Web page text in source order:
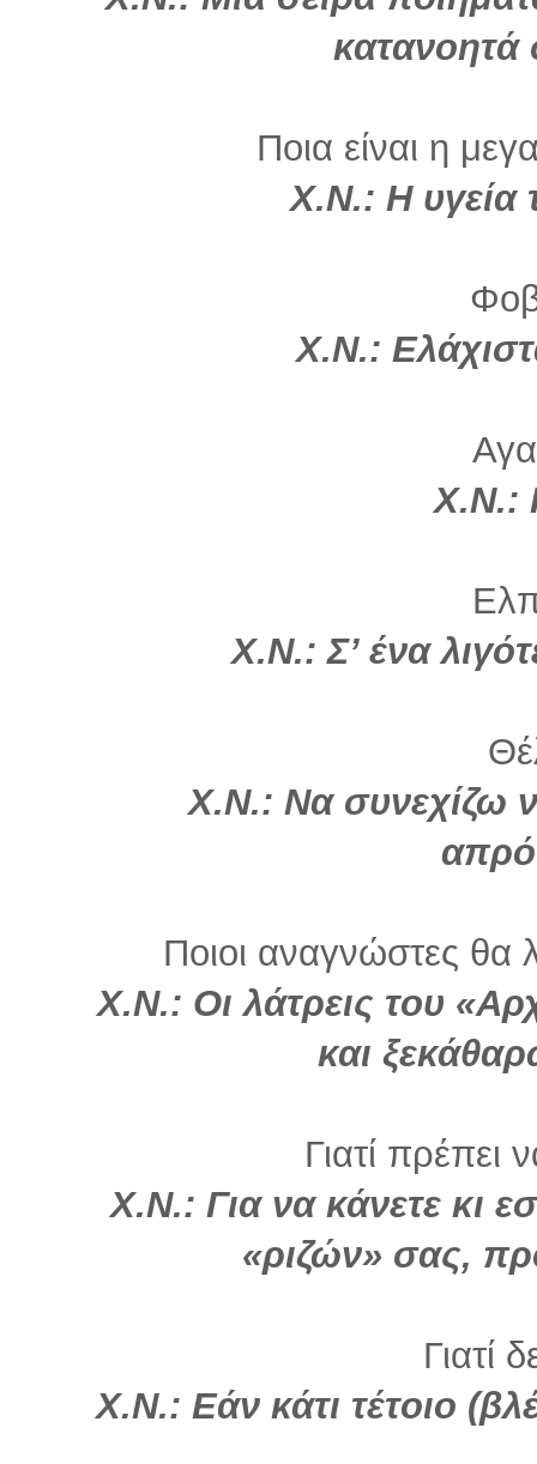
κατανοητά
Ποια είναι η
Χ.Ν.: Η υγεία
Χ.Ν.:
Χ.Ν.:
Χ.Ν.: Σ’ ένα
Χ.Ν.: Να συνεχίζω
Ποιοι αναγνώστες θα
Χ.Ν.: Οι λάτρεις του
και
Γιατί πρέπει
Χ.Ν.: Για να κάνετε κι
«ριζών» σας,
Γιατί
Χ.Ν.: Εάν κάτι τέτοιο